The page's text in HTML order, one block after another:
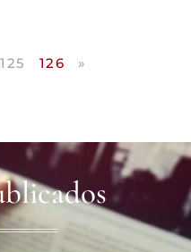
125 126 »